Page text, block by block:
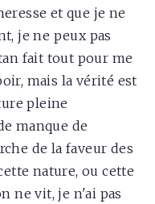
et que je ne
je ne peux pas
fait tout pour me
mais la vérité est
pleine
manque de
de la faveur des
nature, ou cette
ne vit, je n'ai pas